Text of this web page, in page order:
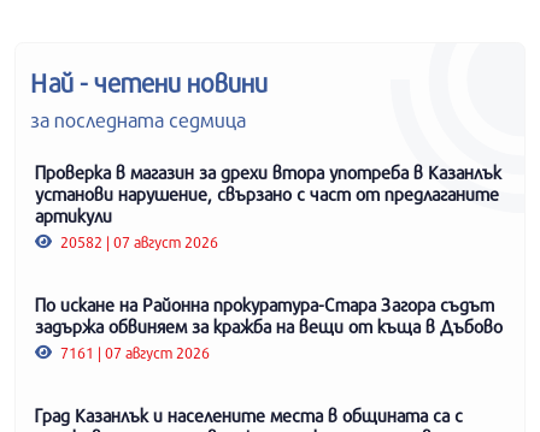
Най - четени новини
за последната седмица
Проверка в магазин за дрехи втора употреба в Казанлък
установи нарушение, свързано с част от предлаганите
артикули
20582 | 07 август 2026
По искане на Районна прокуратура-Стара Загора съдът
задържа обвиняем за кражба на вещи от къща в Дъбово
7161 | 07 август 2026
Град Казанлък и населените места в общината са с